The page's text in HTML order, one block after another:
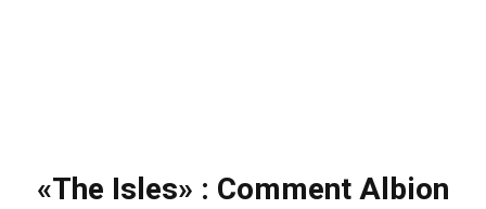
«The Isles» : Comment Albion